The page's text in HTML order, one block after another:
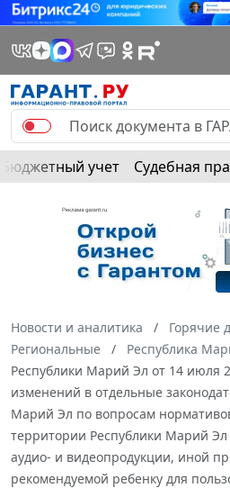
Бюджетный учет Судебная
Новости и аналитика
Горячие
Региональные
Республика
Республики Марий Эл от 14 июля
изменений в отдельные
Марий Эл по вопросам
территории Республики Марий
аудио- и видеопродукции, иной
рекомендуемой ребенку для